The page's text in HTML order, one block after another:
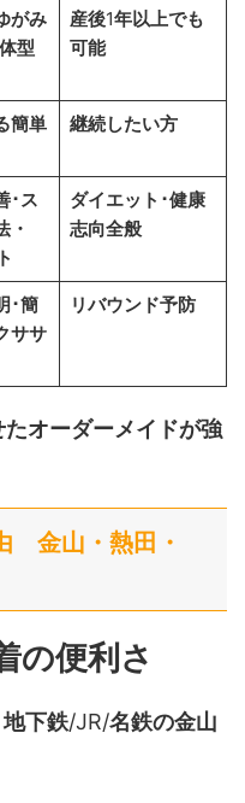
がみ
型
産後1年以上でも
可能
簡単
継続したい方
･ス
・
ダイエット･健康
志向全般
･簡
ササ
リバウンド予防
オーダーメイドが強
金山・熱田・
の便利さ
下鉄/JR/名鉄の金山